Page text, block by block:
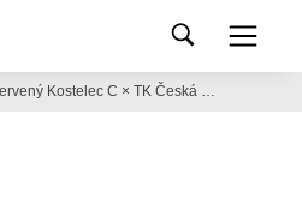
TJ Červený Kostelec C × TK Česká Skalice